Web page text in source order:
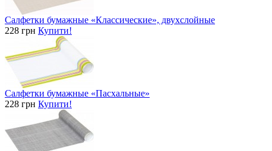
Салфетки бумажные «Классические», двухслойные
228 грн Купити!
Салфетки бумажные «Пасхальные»
228 грн Купити!